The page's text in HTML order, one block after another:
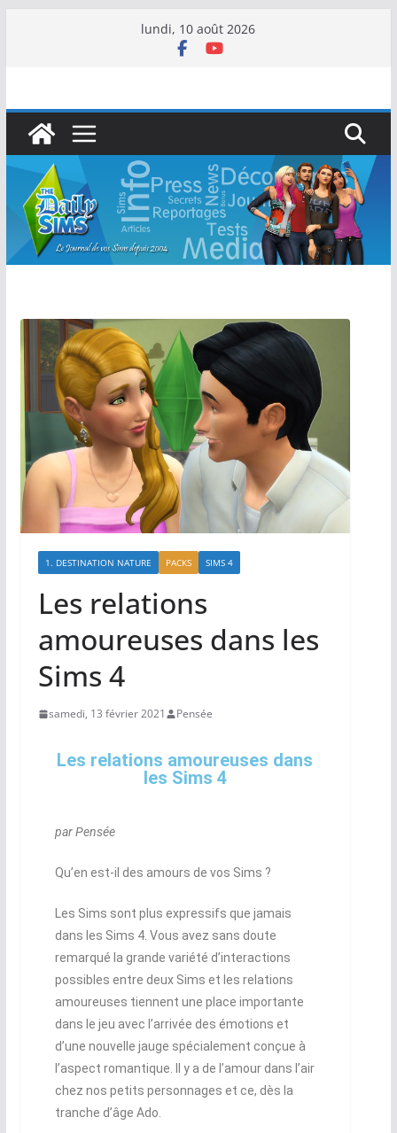
lundi, 10 août 2026
1. DESTINATION NATURE PACKS SIMS 4
Les relations
amoureuses dans les
Sims 4
samedi, 13 février 2021 Pensée
Les relations amoureuses dans
les Sims 4
par Pensée
Qu’en est-il des amours de vos Sims ?
Les Sims sont plus expressifs que jamais
dans les Sims 4. Vous avez sans doute
remarqué la grande variété d’interactions
possibles entre deux Sims et les relations
amoureuses tiennent une place importante
dans le jeu avec l’arrivée des émotions et
d’une nouvelle jauge spécialement conçue à
l’aspect romantique. Il y a de l’amour dans l’air
chez nos petits personnages et ce, dès la
tranche d’âge Ado.